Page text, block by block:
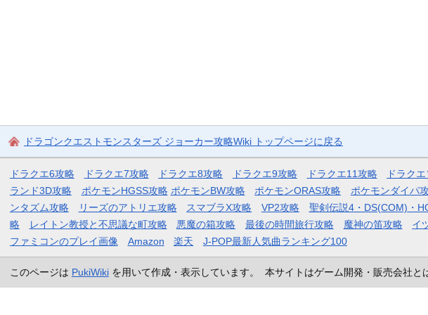
ドラゴンクエストモンスターズ ジョーカー攻略Wiki トップページに戻る
ドラクエ6攻略 ドラクエ7攻略 ドラクエ8攻略 ドラクエ9攻略 ドラクエ11攻略 ドラク
ランド3D攻略
ポケモンHGSS攻略 ポケモンBW攻略 ポケモンORAS攻略 ポケモンダイパ
ンタズム攻略
リーズのアトリエ攻略 スマブラX攻略 VP2攻略 聖剣伝説4・DS(COM)・
略
レイトン教授と不思議な町攻略 悪魔の箱攻略 最後の時間旅行攻略 魔神の笛攻略 イ
ファミコンのプレイ画像
Amazon 楽天 J-POP最新人気曲ランキング100
このページは PukiWikiを用いて作成・表示しています。 本サイトはゲーム開発・販売会社と